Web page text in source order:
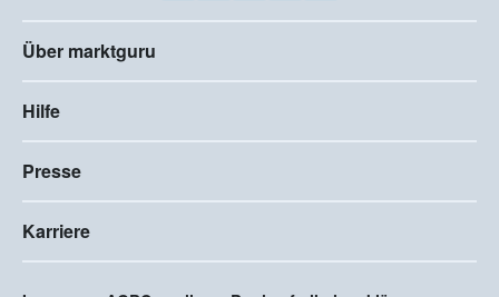
Über marktguru
Hilfe
Presse
Karriere